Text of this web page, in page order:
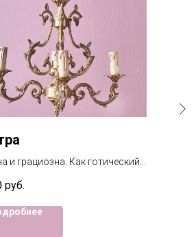
и грациозна. Как готический
размера). Размер: 64х42см
руб.